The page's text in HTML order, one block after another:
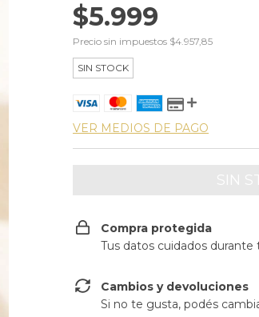
$5.999
Precio sin impuestos $4.957,85
SIN STOCK
VER MEDIOS DE PAGO
Compra protegida
Tus datos cuidados durante
Cambios y devoluciones
Si no te gusta, podés